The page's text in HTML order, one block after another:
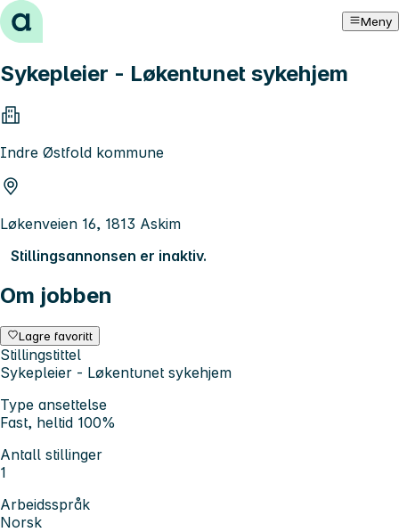
Hopp til innhold Meny
Sykepleier - Løkentunet sykehjem
Indre Østfold kommune
Løkenveien 16, 1813 Askim
Stillingsannonsen er inaktiv.
Om jobben
Lagre favoritt
Stillingstittel
Sykepleier - Løkentunet sykehjem
Type ansettelse
Fast, heltid 100%
Antall stillinger
1
Arbeidsspråk
Norsk